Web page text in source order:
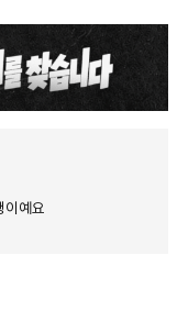
이예요